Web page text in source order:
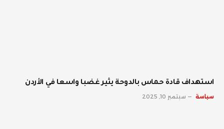
استهداف قادة حماس بالدوحة يثير غضبا واسعا في الأردن
سياسة سبتمبر 10, 2025